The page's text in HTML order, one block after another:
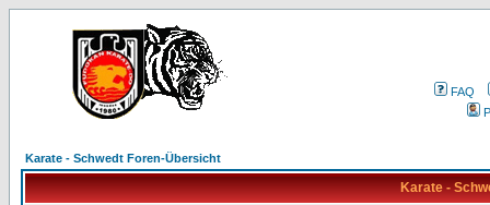
FAQ
Karate - Schwedt Foren-Übersicht
Karate -